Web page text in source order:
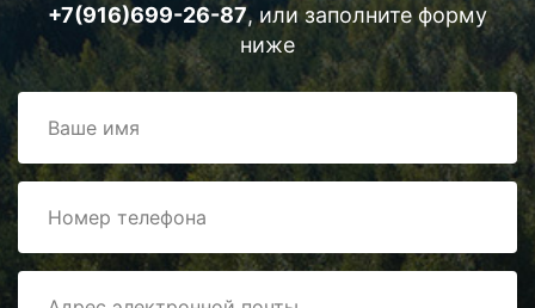
+7(916)699-26-87, или заполните форму
ниже